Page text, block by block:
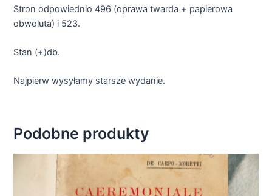
Stron odpowiednio 496 (oprawa twarda + papierowa
obwoluta) i 523.
Stan (+)db.
Najpierw wysyłamy starsze wydanie.
Podobne produkty